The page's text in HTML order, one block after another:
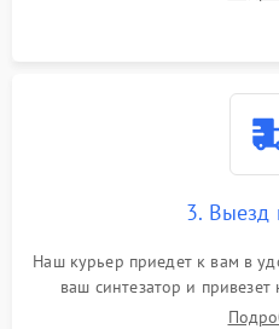
3. Выезд
Наш курьер приедет к вам в
ваш синтезатор и привезет